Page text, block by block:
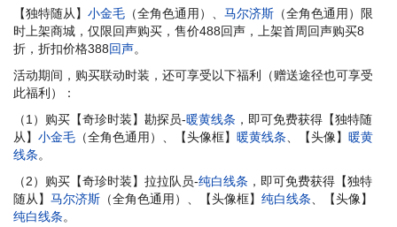
【独特随从】 小金毛 （全角色通用）、 马尔济斯 （全角色通用）限
时上架商城，仅限回声购买，售价488回声，上架首周回声购买8
折，折扣价格388回声。
活动期间，购买联动时装，还可享受以下福利（赠送途径也可享受
此福利）：
（1）购买【奇珍时装】勘探员-暖黄线条 ，即可免费获得【独特随
从】 小金毛 （全角色通用）、【头像框】 暖黄线条、【头像】 暖黄
线条。
（2）购买【奇珍时装】拉拉队员-纯白线条 ，即可免费获得【独特
随从】 马尔济斯 （全角色通用）、【头像框】 纯白线条、【头像】
纯白线条。